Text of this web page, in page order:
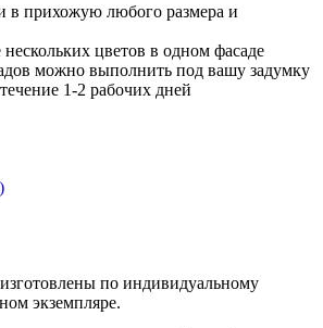
в прихожую любого размера и
цветов в одном фасаде
можно выполнить под вашу задумку
1-2 рабочих дней
по индивидуальному
экземпляре.